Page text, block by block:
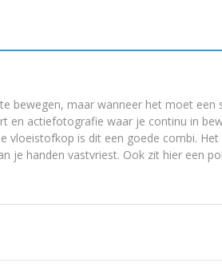
bewegen, maar wanneer het moet een
en actiefotografie waar je continu in
vloeistofkop is dit een goede combi.
je handen vastvriest. Ook zit hier een